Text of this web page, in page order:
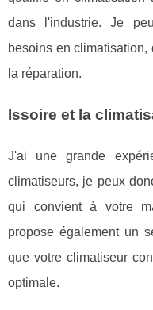
dans l'industrie. Je
besoins en
la réparation.
Issoire et la
J'ai une grande
climatiseurs, je peux
qui convient à votre
propose également un
que votre climatiseur
optimale.